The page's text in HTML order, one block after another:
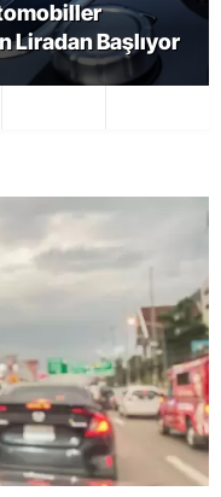
teklifte bu